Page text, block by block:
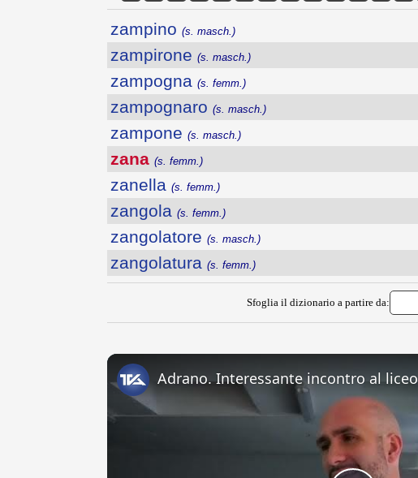
zampino (s. masch.)
zampirone (s. masch.)
zampogna (s. femm.)
zampognaro (s. masch.)
zampone (s. masch.)
zana (s. femm.)
zanella (s. femm.)
zangola (s. femm.)
zangolatore (s. masch.)
zangolatura (s. femm.)
Sfoglia il dizionario a partire da: